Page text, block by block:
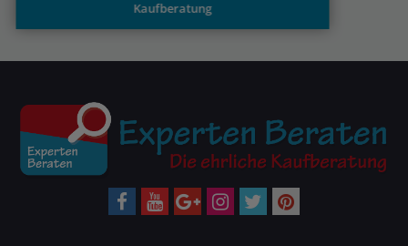
» Unser Partnerprogramm
» Magazin
» Preisvergleich